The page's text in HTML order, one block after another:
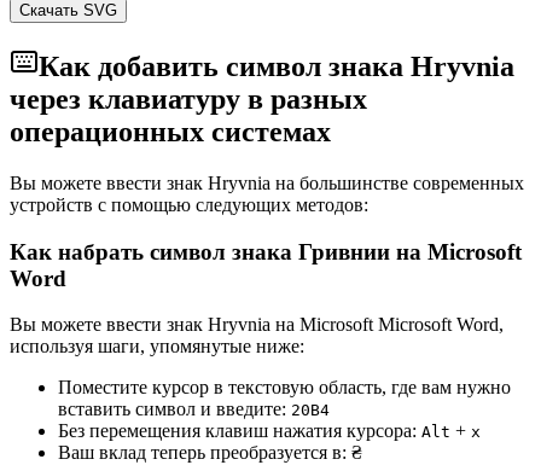
Скачать SVG
Как добавить символ знака Hryvnia
через клавиатуру в разных
операционных системах
Вы можете ввести знак Hryvnia на большинстве современных
устройств с помощью следующих методов:
Как набрать символ знака Гривнии на Microsoft
Word
Вы можете ввести знак Hryvnia на Microsoft Microsoft Word,
используя шаги, упомянутые ниже:
Поместите курсор в текстовую область, где вам нужно
вставить символ и введите: 20B4
Без перемещения клавиш нажатия курсора: Alt + x
Ваш вклад теперь преобразуется в: ₴